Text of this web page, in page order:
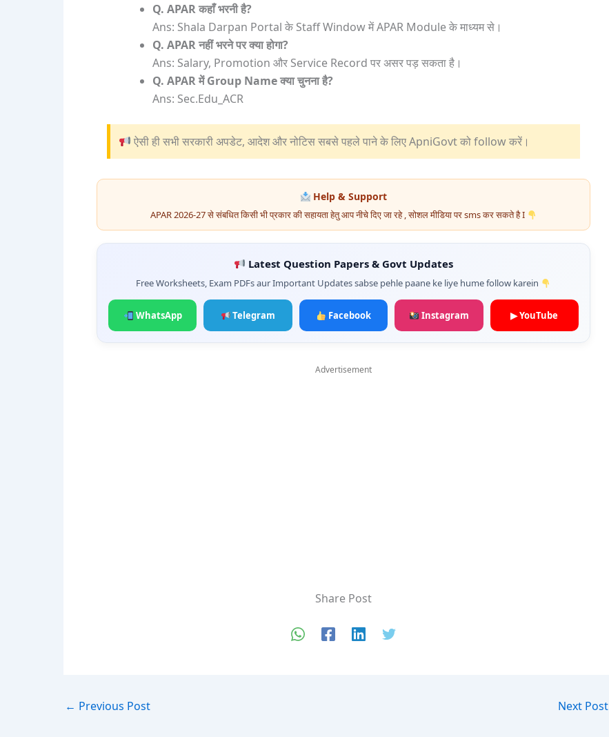
Q. APAR कहाँ भरनी है?
Ans: Shala Darpan Portal के Staff Window में APAR Module के माध्यम से।
Q. APAR नहीं भरने पर क्या होगा?
Ans: Salary, Promotion और Service Record पर असर पड़ सकता है।
Q. APAR में Group Name क्या चुनना है?
Ans: Sec.Edu_ACR
ऐसी ही सभी सरकारी अपडेट, आदेश और नोटिस सबसे पहले पाने के लिए ApniGovt को follow करें।
Help & Support
APAR 2026-27 से संबधित किसी भी प्रकार की सहायता हेतु आप नीचे दिए जा रहे , सोशल मीडिया पर sms कर सकते है I
Latest Question Papers & Govt Updates
Free Worksheets, Exam PDFs aur Important Updates sabse pehle paane ke liye hume follow karein
WhatsApp Telegram Facebook Instagram ▶ YouTube
Advertisement
Share Post
← Previous Post Next Post